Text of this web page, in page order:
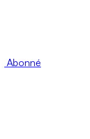
Abonné